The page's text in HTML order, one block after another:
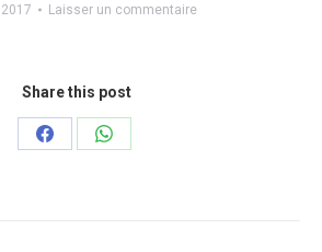
Laisser un commentaire
Share this post
PartagerPartager